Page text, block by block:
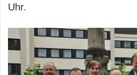
Uhr.